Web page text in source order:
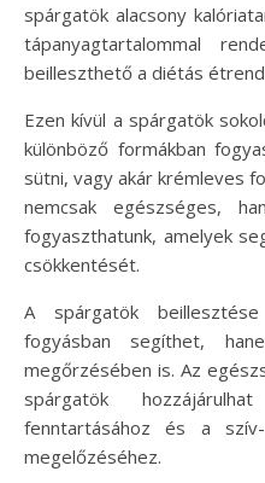
spárgatök alacsony
tápanyagtartalommal
beilleszthető a diétás
Ezen kívül a spárgatök
különböző formákban
sütni, vagy akár krémleves
nemcsak egészséges,
fogyaszthatunk, amelyek
csökkentését.
A spárgatök
fogyásban segíthet,
megőrzésében is. Az
spárgatök
fenntartásához és a
megelőzéséhez.